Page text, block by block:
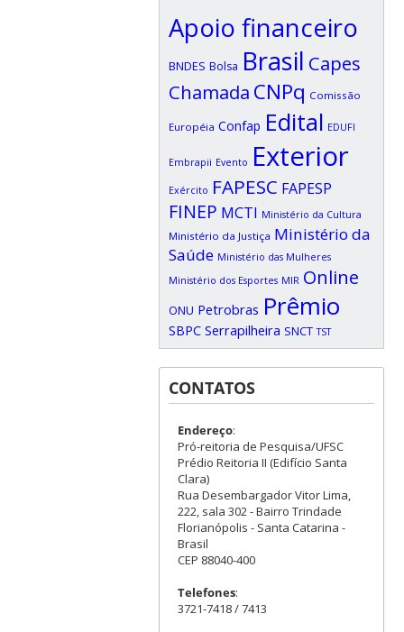
Apoio financeiro
BNDES Bolsa Brasil Capes
Chamada CNPq Comissão
Européia Confap Edital EDUFI
Embrapii Evento Exterior
Exército FAPESC FAPESP
FINEP MCTI Ministério da Cultura
Ministério da Justiça Ministério da
Saúde Ministério das Mulheres
Ministério dos Esportes MIR Online
ONU Petrobras Prêmio
SBPC Serrapilheira SNCT TST
CONTATOS
Endereço:
Pró-reitoria de Pesquisa/UFSC
Prédio Reitoria II (Edifício Santa
Clara)
Rua Desembargador Vitor Lima,
222, sala 302 - Bairro Trindade
Florianópolis - Santa Catarina -
Brasil
CEP 88040-400
Telefones:
3721-7418 / 7413